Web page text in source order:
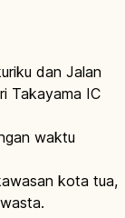
dan Jalan
Takayama IC
waktu
kota tua,